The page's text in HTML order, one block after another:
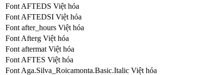
Font AFTEDS Việt hóa
Font AFTEDSI Việt hóa
Font after_hours Việt hóa
Font Afterg Việt hóa
Font aftermat Việt hóa
Font AFTES Việt hóa
Font Aga.Silva_Roicamonta.Basic.Italic Việt hóa